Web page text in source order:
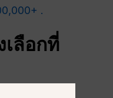
.
เลือกที่